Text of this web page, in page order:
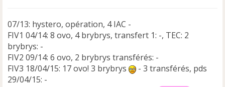
07/13: hystero, opération, 4 IAC -
FIV1 04/14: 8 ovo, 4 brybrys, transfert 1: -, TEC: 2
brybrys: -
FIV2 09/14: 6 ovo, 2 brybrys transférés: -
FIV3 18/04/15: 17 ovo! 3 brybrys
- 3 transférés, pds
29/04/15: -